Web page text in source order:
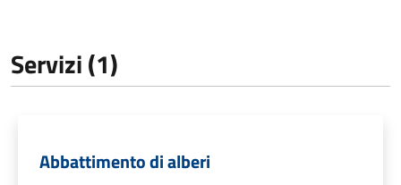
Servizi (1)
Abbattimento di alberi